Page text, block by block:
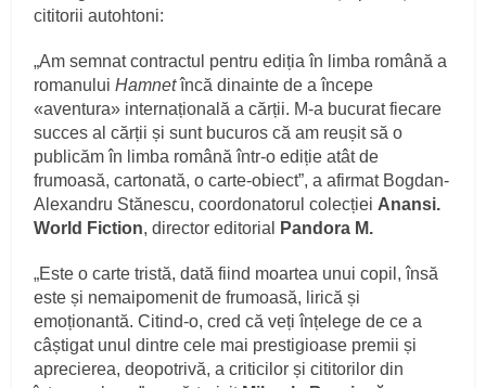
cititorii autohtoni:
„Am semnat contractul pentru ediția în limba română a
romanuluiHamnetîncă dinainte de a începe
«aventura» internațională a cărții. M-a bucurat fiecare
succes al cărții și sunt bucuros că am reușit să o
publicăm în limba română într-o ediție atât de
frumoasă, cartonată, o carte-obiect”, a afirmat Bogdan-
Alexandru Stănescu, coordonatorul colecției Anansi.
World Fiction, director editorial Pandora M.
„Este o carte tristă, dată fiind moartea unui copil, însă
este și nemaipomenit de frumoasă, lirică și
emoționantă. Citind-o, cred că veți înțelege de ce a
câștigat unul dintre cele mai prestigioase premii și
aprecierea, deopotrivă, a criticilor și cititorilor din